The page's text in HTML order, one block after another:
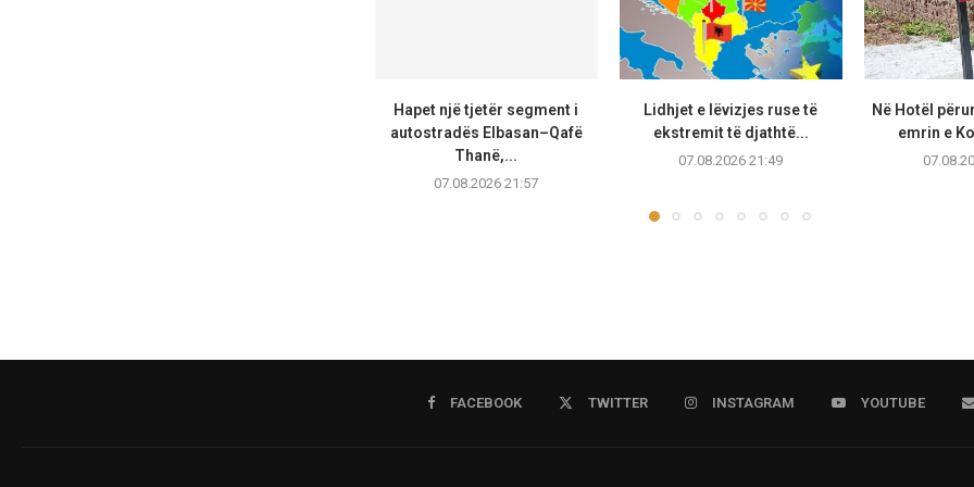
Hapet një tjetër segment i
autostradës Elbasan–Qafë
Thanë,...
07.08.2026 21:57
Lidhjet e lëvizjes ruse të
ekstremit të djathtë...
07.08.2026 21:49
Në Hotël
emrin e
FACEBOOK TWITTER INSTAGRAM YOUTUBE